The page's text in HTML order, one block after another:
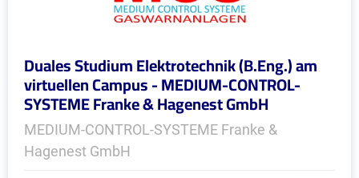
Duales Studium Elektrotechnik (B.Eng.) am
virtuellen Campus - MEDIUM-CONTROL-
SYSTEME Franke & Hagenest GmbH
MEDIUM-CONTROL-SYSTEME Franke &
Hagenest GmbH